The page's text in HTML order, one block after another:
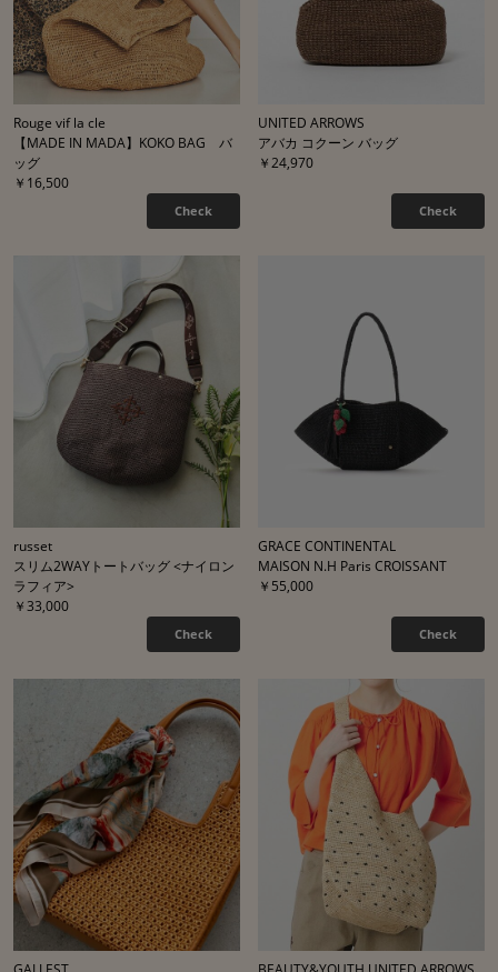
Rouge vif la cle
【MADE IN MADA】KOKO BAG バ
ッグ
￥16,500
Check
UNITED ARROWS
アバカ コクーン バッグ
￥24,970
Check
russet
スリム2WAYトートバッグ <ナイロン
ラフィア>
￥33,000
Check
GRACE CONTINENTAL
MAISON N.H Paris CROISSANT
￥55,000
Check